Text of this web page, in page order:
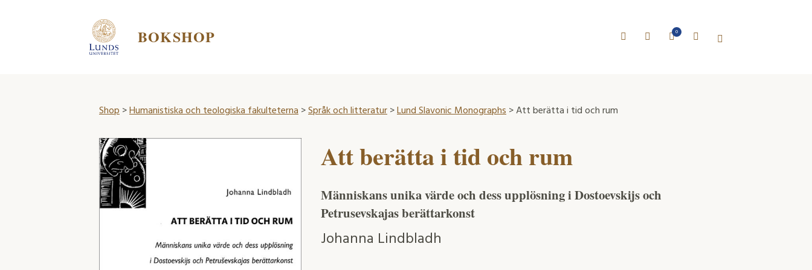
BOKSHOP 0
Shop>Humanistiska och teologiska fakulteterna>Språk och litteratur>Lund Slavonic Monographs> Att berätta i tid och rum
Att berätta i tid och rum
Människans unika värde och dess upplösning i Dostoevskijs och
Petrusevskajas berättarkonst
Johanna Lindbladh